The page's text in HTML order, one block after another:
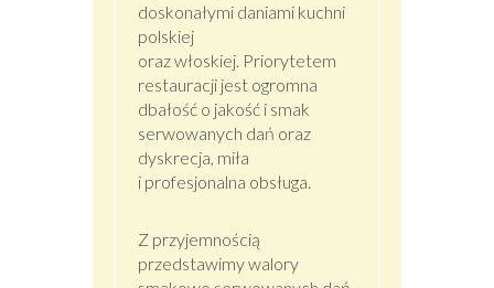
doskonałymi daniami kuchni
polskiej
oraz włoskiej. Priorytetem
restauracji jest ogromna
dbałość o jakość i smak
serwowanych dań oraz
dyskrecja, miła
i profesjonalna obsługa.
Z przyjemnością
przedstawimy walory